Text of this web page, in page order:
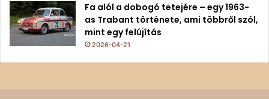
Fa alól a dobogó tetejére – egy 1963-
as Trabant története, ami többről szól,
mint egy felújítás
2026-04-21